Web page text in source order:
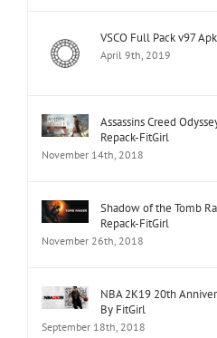
VSCO Full Pack v97 Apk
April 9th, 2019
Assassins Creed
Repack-FitGirl
November 14th, 2018
Shadow of the Tomb
Repack-FitGirl
November 26th, 2018
NBA 2K19 20th
By FitGirl
September 18th, 2018